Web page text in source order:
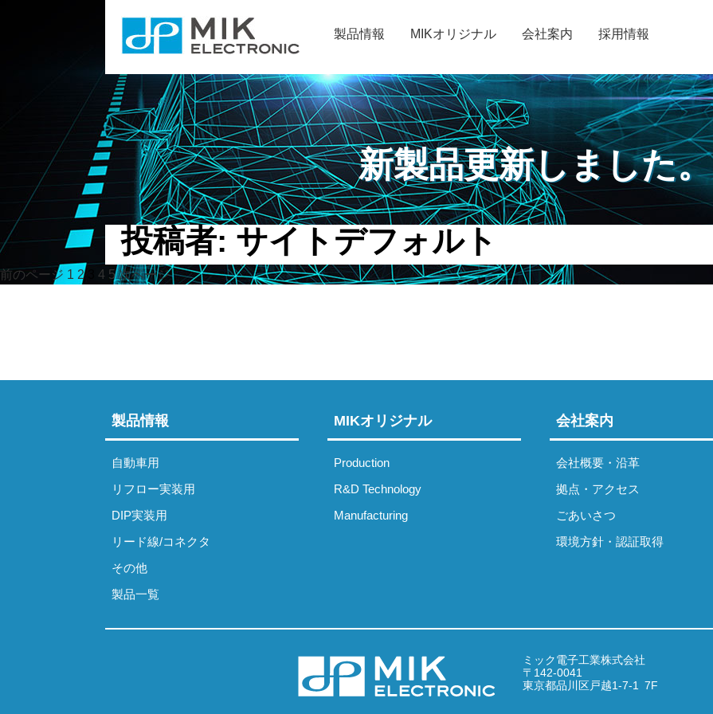
製品情報 MIKオリジナル 会社案内 採用情報
新製品更新しました。
投稿者: サイトデフォルト
投
ゲ
前のページ ペ
1 ペ
2
ペペ
4 ペ
5 次ページ
製品情報
自動車用
リフロー実装用
DIP実装用
リード線/コネクタ
その他
製品一覧
MIKオリジナル
Production
R&D Technology
Manufacturing
会社案内
会社概要・沿革
拠点・アクセス
ごあいさつ
環境方針・認証取得
ミック電子工業株式会社
〒142-0041
東京都品川区戸越1-7-1 7F